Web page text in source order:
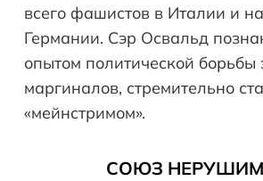
всего фашистов в Италии и
Германии. Сэр Освальд
опытом политической
маргиналов, стремительно
«мейнстримом».
СОЮЗ